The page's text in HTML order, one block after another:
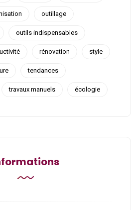
outillage
outils indispensables
rénovation style
tendances
travaux manuels écologie